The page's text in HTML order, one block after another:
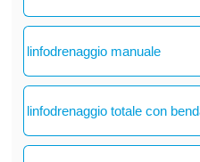
linfodrenaggio manuale
linfodrenaggio totale con